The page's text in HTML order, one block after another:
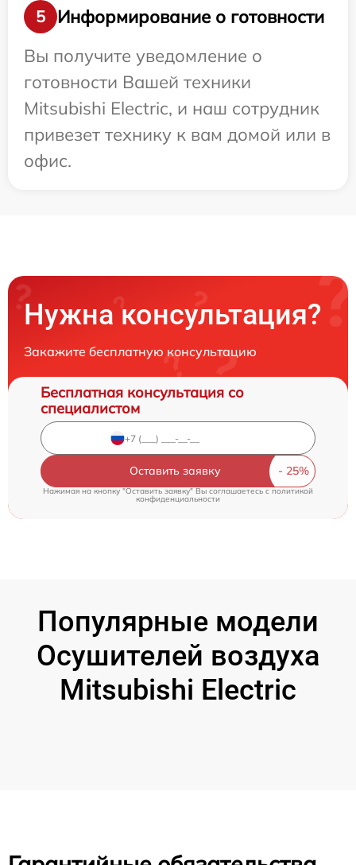
5
Информирование о готовности
Вы получите уведомление о
готовности Вашей техники
Mitsubishi Electric, и наш сотрудник
привезет технику к вам домой или в
офис.
Нужна консультация?
Закажите бесплатную консультацию
Бесплатная консультация со
специалистом
Оставить заявку
Нажимая на кнопку "Оставить заявку" Вы соглашаетесь c политикой
конфиденциальности
Популярные модели
Осушителей воздуха
Mitsubishi Electric